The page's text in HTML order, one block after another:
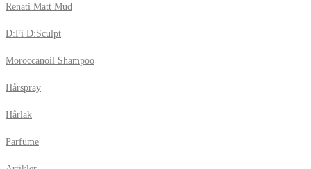
Renati Matt Mud
D:Fi D:Sculpt
Moroccanoil Shampoo
Hårspray
Hårlak
Parfume